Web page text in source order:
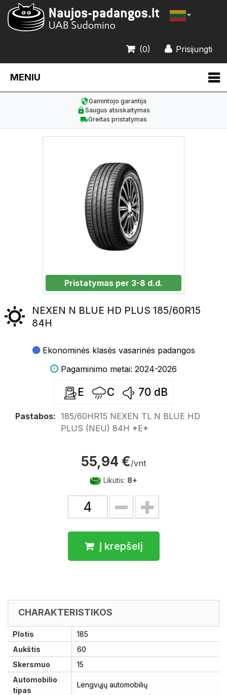
Prisijungti
(0)
MENIU
Gamintojo garantija
Saugus atsiskaitymas
Greitas pristatymas
Pristatymas per 3-8 d.d.
NEXEN N BLUE HD PLUS 185/60R15
84H
Ekonominės klasės vasarinės padangos
Pagaminimo metai: 2024-2026
E C 70 dB
Pastabos: 185/60HR15 NEXEN TL N BLUE HD
PLUS (NEU) 84H *E*
55,94 €/vnt
Likutis: 8+
Į krepšelį
CHARAKTERISTIKOS
Plotis
185
Aukštis
60
Skersmuo
15
Automobilio
tipas
Lengvųjų automobilių